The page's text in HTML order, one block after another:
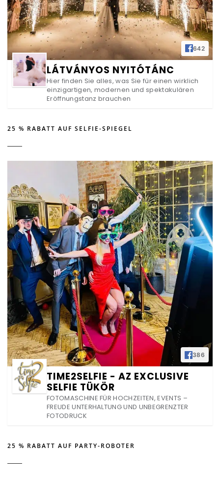
642
LÁTVÁNYOS NYITÓTÁNC
Hier finden Sie alles, was Sie für einen wirklich
einzigartigen, modernen und spektakulären
Eröffnungstanz brauchen
25 % RABATT AUF SELFIE-SPIEGEL
386
TIME2SELFIE - AZ EXCLUSIVE
SELFIE TÜKÖR
FOTOMASCHINE FÜR HOCHZEITEN, EVENTS –
FREUDE UNTERHALTUNG UND UNBEGRENZTER
FOTODRUCK
25 % RABATT AUF PARTY-ROBOTER